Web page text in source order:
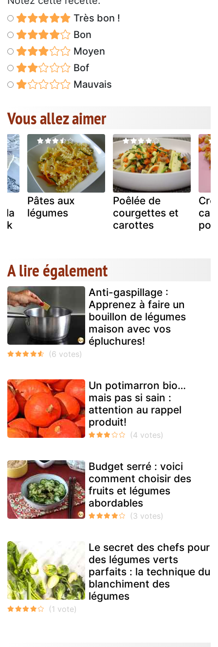
Très bon !
Bon
Moyen
Bof
Mauvais
Vous allez aimer
la
Pâtes aux
légumes
Poêlée de
courgettes et
carottes
A lire également
Anti-gaspillage :
Apprenez à faire un
bouillon de légumes
maison avec vos
épluchures!
Un potimarron bio…
mais pas si sain :
attention au rappel
produit!
Budget serré : voici
comment choisir des
fruits et légumes
abordables
Le secret des chefs pour
des légumes verts
parfaits : la technique du
blanchiment des
légumes